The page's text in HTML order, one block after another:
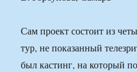
Сам проект состоит из
тур, не показанный
был кастинг, на который